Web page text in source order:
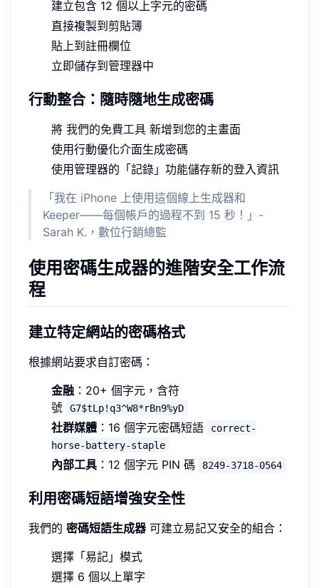
建立包含 12 個以上字元的密碼
直接複製到剪貼簿
貼上到註冊欄位
立即儲存到管理器中
行動整合：隨時隨地生成密碼
將 我們的免費工具 新增到您的主畫面
使用行動優化介面生成密碼
使用管理器的「記錄」功能儲存新的登入資訊
「我在 iPhone 上使用這個線上生成器和
Keeper——每個帳戶的過程不到 15 秒！」-
Sarah K.，數位行銷總監
使用密碼生成器的進階安全工作流
程
建立特定網站的密碼格式
根據網站要求自訂密碼：
金融 ：20+ 個字元，含符
號
G7$tLp!q3^W8*rBn9%yD
社群媒體 ：16 個字元密碼短語
correct-
horse-battery-staple
內部工具 ：12 個字元 PIN 碼 8249-3718-0564
利用密碼短語增強安全性
我們的 密碼短語生成器 可建立易記又安全的組合：
選擇「易記」模式
選擇 6 個以上單字